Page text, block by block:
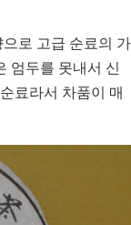
로 고급 순료의 가
엄두를 못내서 신
료라서 차품이 매